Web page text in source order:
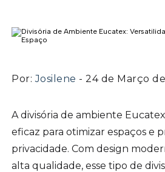
Por:Josilene - 24 de Março
A divisória de ambiente
eficaz para otimizar espaços e
privacidade. Com design
alta qualidade, esse tipo de